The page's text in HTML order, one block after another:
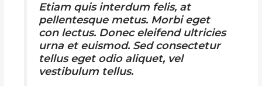
Etiam quis interdum felis, at
pellentesque metus. Morbi eget
con lectus. Donec eleifend ultricies
urna et euismod. Sed consectetur
tellus eget odio aliquet, vel
vestibulum tellus.